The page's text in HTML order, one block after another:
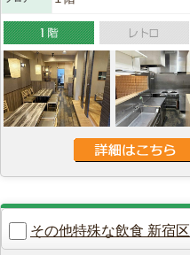
その他特殊な飲食 新宿区